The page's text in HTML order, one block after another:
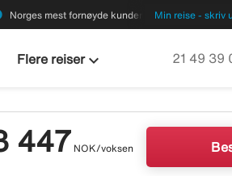
Norges mest fornøyde kunder Min reise - skriv
Flere reiserkeyboard_arrow_down Ring oss
21 49 39
447 NOK/voksen